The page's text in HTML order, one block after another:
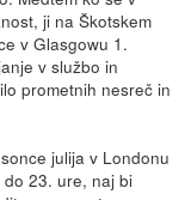
ji na Škotskem
v Glasgowu 1.
v službo in
prometnih nesreč in
julija v Londonu
23. ure, naj bi